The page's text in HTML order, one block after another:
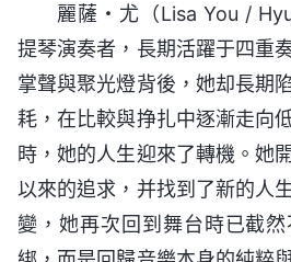
麗薩・尤（Lisa You /
提琴演奏者，長期活躍于四重
掌聲與聚光燈背後，她却長期
耗，在比較與挣扎中逐漸走向
時，她的人生迎來了轉機。她
以來的追求，并找到了新的人
變，她再次回到舞台時已截